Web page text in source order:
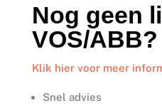
Nog geen
VOS/ABB?
Klik hier voor meer
Snel advies